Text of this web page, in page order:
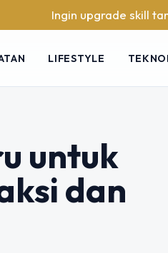
upgrade skill tanpa ribet?
LIFESTYLE
untuk
dan